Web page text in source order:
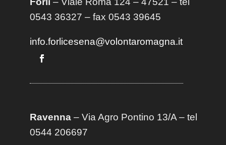
0543 36327 – fax 0543 39645
info.forlicesena@volontaromagna.it
Ravenna– Via Agro Pontino 13/A– tel
0544 206697